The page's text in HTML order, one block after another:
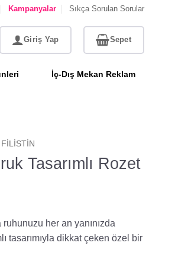
Kampanyalar Sıkça Sorulan Sorular
İç-Dış Mekan Reklam
FILISTIN
Tasarımlı Rozet
her an yanınızda
tasarımıyla dikkat çeken özel bir